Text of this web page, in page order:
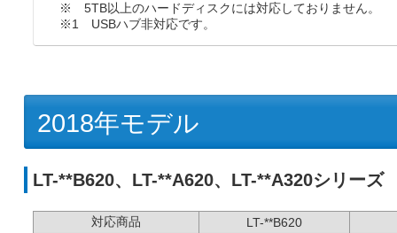
※ 5TB以上のハードディスクには対応しておりません。
※1 USBハブ非対応です。
2018年モデル
LT-**B620、LT-**A620、LT-**A320シリーズ
対応商品
LT-**B620